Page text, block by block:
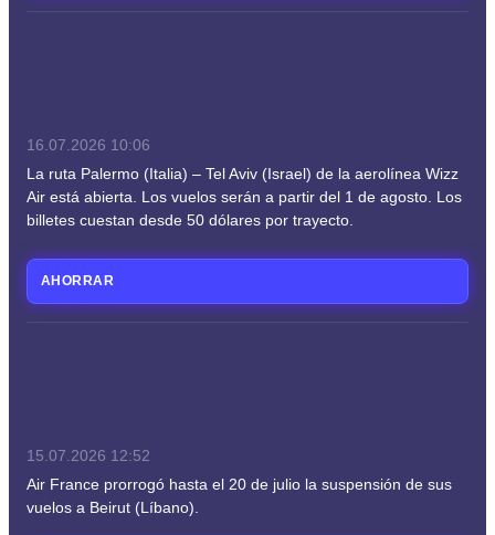
16.07.2026 10:06
La ruta Palermo (Italia) – Tel Aviv (Israel) de la aerolínea Wizz
Air está abierta. Los vuelos serán a partir del 1 de agosto. Los
billetes cuestan desde 50 dólares por trayecto.
AHORRAR
15.07.2026 12:52
Air France prorrogó hasta el 20 de julio la suspensión de sus
vuelos a Beirut (Líbano).